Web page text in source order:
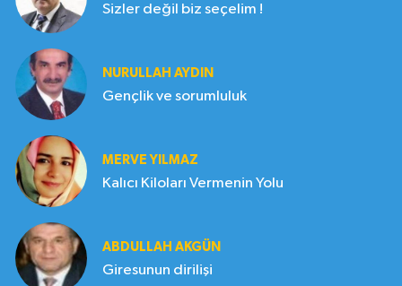
Sizler değil biz seçelim !
NURULLAH AYDIN
Gençlik ve sorumluluk
MERVE YILMAZ
Kalıcı Kiloları Vermenin Yolu
ABDULLAH AKGÜN
Giresunun dirilişi